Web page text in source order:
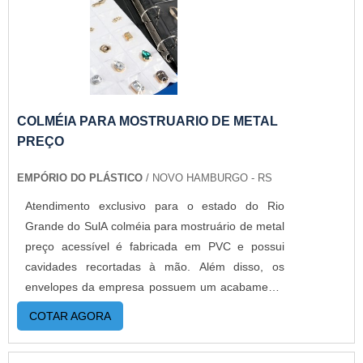
descargas elétricas. É possível dizer que é
extremamente versátil, pois proporciona também
a vantagem de ocupar menos espaço do que, por
exemplo, uma caixa de papelão.BOBINA BOLHA
TRADICIONAL DE ALTA QUALIDADEA Empório
do Plástico passou a contratar a produção com
fábricas ainda mais modernas e custos reduzidos.
entrega e venda fracionada, até em pequenas
quantidades. Para saber mais informações, basta
solicitar um orçamento..
COLMÉIA PARA MOSTRUARIO DE METAL
PREÇO
EMPÓRIO DO PLÁSTICO / NOVO HAMBURGO - RS
Atendimento exclusivo para o estado do Rio
Grande do SulA colméia para mostruário de metal
preço acessível é fabricada em PVC e possui
cavidades recortadas à mão. Além disso, os
envelopes da empresa possuem um acabamento
diferenciado que colabora na boa apresentação
de produtos e agilidade na exibição dos mesmo.
Assim, a empresa oferece os melhores produtos
COTAR AGORA